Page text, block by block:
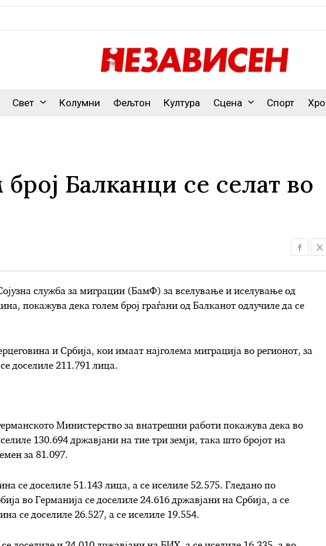
Свет Колумни Фељтон Култура Сцена Спорт
Балканци се селат во
служба за миграции (БамФ) за вселување и иселување од
покажува дека голем број граѓани од Балканот одлучиле да се
и Србија, кои имаат најголема миграција во регионот, за
доселиле 211.791 лица.
Министерство за внатрешни работи покажува дека во
130.694 државјани на тие три земји, така што бројот на
за 81.097.
се доселиле 51.143 лица, а се иселиле 52.575. Гледано по
во Германија се доселиле 24.616 државјани на Србија, а се
се доселиле 26.527, а се иселиле 19.554.